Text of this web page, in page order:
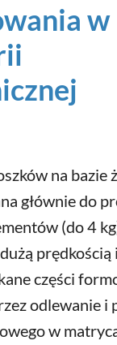
w
na bazie
głównie do
(do 4
prędkością
części
odlewanie i
w